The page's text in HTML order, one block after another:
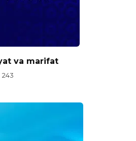
va marifat
243